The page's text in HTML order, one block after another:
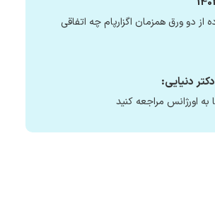
از دو ورق همزمان اگزارپام چه اتفاقی
دنیایی:
به اورژانس مراجعه کنید